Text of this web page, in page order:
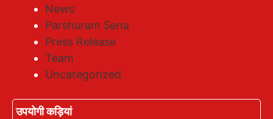
News
Parshuram Sena
Press Release
Team
Uncategorized
उपयोगी कड़ियां